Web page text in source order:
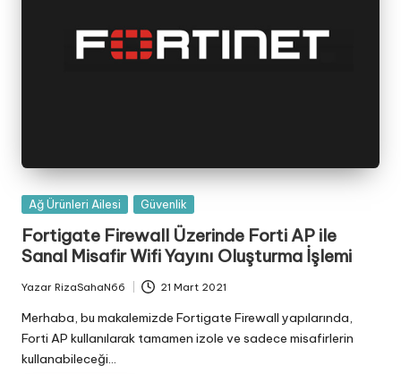
Posted
Ağ Ürünleri Ailesi Güvenlik
Fortigate Firewall Üzerinde Forti AP ile
Sanal Misafir Wifi Yayını Oluşturma İşlemi
Posted
by
Yazar RizaSahaN66 21 Mart 2021
Merhaba, bu makalemizde Fortigate Firewall yapılarında,
Forti AP kullanılarak tamamen izole ve sadece misafirlerin
kullanabileceği…